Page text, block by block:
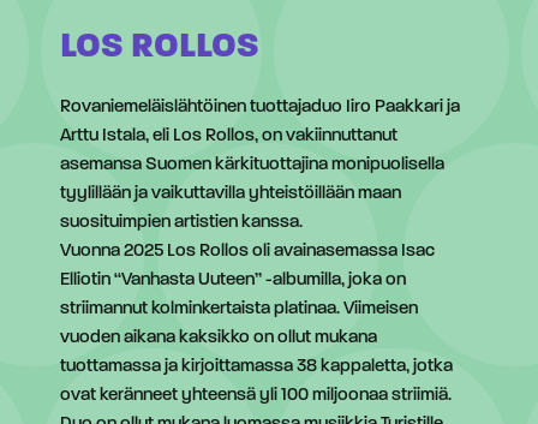
LOS ROLLOS
Rovaniemeläislähtöinen tuottajaduo Iiro Paakkari ja
Arttu Istala, eli Los Rollos, on vakiinnuttanut
asemansa Suomen kärkituottajina monipuolisella
tyylillään ja vaikuttavilla yhteistöillään maan
suosituimpien artistien kanssa.
Vuonna 2025 Los Rollos oli avainasemassa Isac
Elliotin “Vanhasta Uuteen” -albumilla, joka on
striimannut kolminkertaista platinaa. Viimeisen
vuoden aikana kaksikko on ollut mukana
tuottamassa ja kirjoittamassa 38 kappaletta, jotka
ovat keränneet yhteensä yli 100 miljoonaa striimiä.